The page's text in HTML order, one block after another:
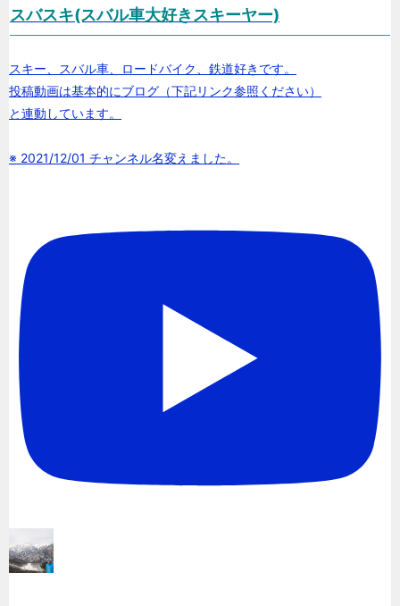
スバスキ(スバル車大好きスキーヤー)
スキー、スバル車、ロードバイク、鉄道好きです。
投稿動画は基本的にブログ（下記リンク参照ください）
と連動しています。
※ 2021/12/01 チャンネル名変えました。